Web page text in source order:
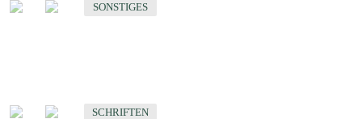
SONSTIGES
SCHRIFTEN